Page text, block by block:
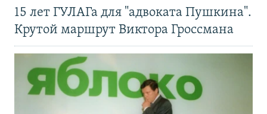
15 лет ГУЛАГа для "адвоката Пушкина".
Крутой маршрут Виктора Гроссмана